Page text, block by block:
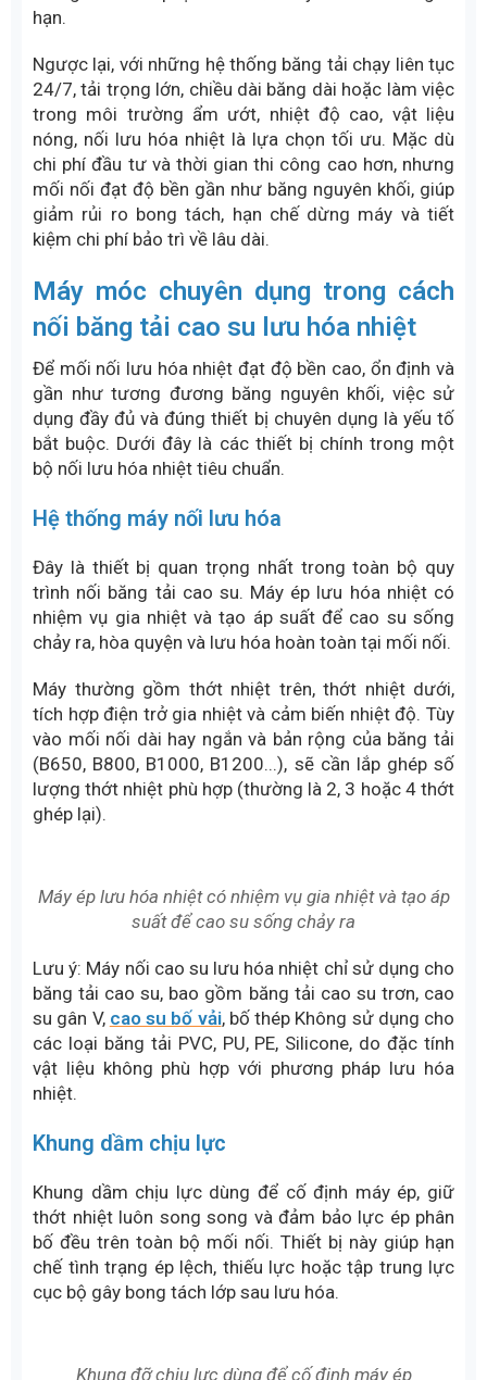
Việc lựa chọn nối dán nguội hay nối lưu hóa nhiệt
của hệ thống băng tải, không nên chỉ dựa trên chi
phí ban đầu.
Trong trường hợp băng tải làm việc ở môi trường
khô ráo, tải trọng nhẹ đến trung bình, tốc độ vận
hành không quá cao và cần thi công nhanh, linh
hoạt, phương pháp nối dán nguội là giải pháp phù
hợp. Phương pháp này đặc biệt hữu ích tại các vị trí
thống cần khắc phục nhanh để duy trì sản xuất ngắn
hạn.
Ngược lại, với những hệ thống băng tải chạy liên tục
24/7, tải trọng lớn, chiều dài băng dài hoặc làm việc
trong môi trường ẩm ướt, nhiệt độ cao, vật liệu
nóng, nối lưu hóa nhiệt là lựa chọn tối ưu. Mặc dù
chi phí đầu tư và thời gian thi công cao hơn, nhưng
mối nối đạt độ bền gần như băng nguyên khối, giúp
giảm rủi ro bong tách, hạn chế dừng máy và tiết
kiệm chi phí bảo trì về lâu dài.
Máy móc chuyên dụng trong cách
nối băng tải cao su lưu hóa nhiệt
gần như tương đương băng nguyên khối, việc sử
dụng đầy đủ và đúng thiết bị chuyên dụng là yếu tố
bắt buộc. Dưới đây là các thiết bị chính trong một
bộ nối lưu hóa nhiệt tiêu chuẩn.
Hệ thống máy nối lưu hóa
trình nối băng tải cao su. Máy ép lưu hóa nhiệt có
nhiệm vụ gia nhiệt và tạo áp suất để cao su sống
chảy ra, hòa quyện và lưu hóa hoàn toàn tại mối nối.
Máy thường gồm thớt nhiệt trên, thớt nhiệt dưới,
tích hợp điện trở gia nhiệt và cảm biến nhiệt độ. Tùy
vào mối nối dài hay ngắn và bản rộng của băng tải
(B650, B800, B1000, B1200...), sẽ cần lắp ghép số
lượng thớt nhiệt phù hợp (thường là 2, 3 hoặc 4 thớt
ghép lại).